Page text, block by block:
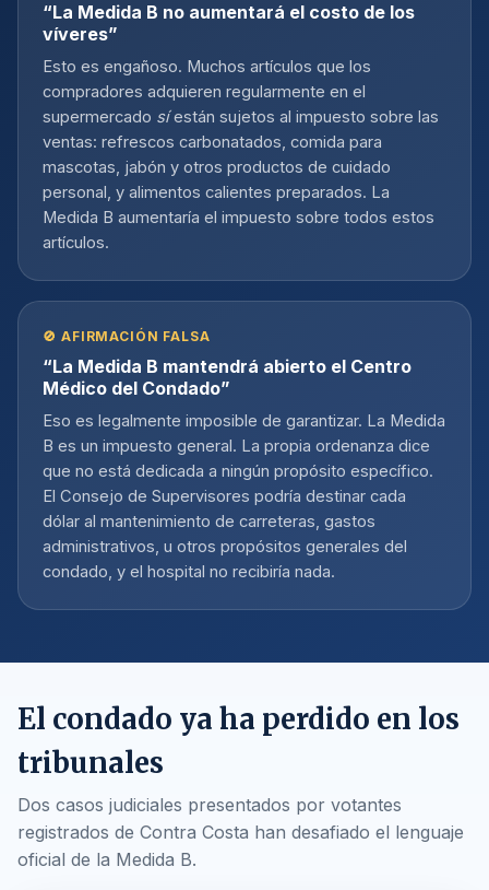
“La Medida B no aumentará el costo de los
víveres”
Esto es engañoso. Muchos artículos que los
compradores adquieren regularmente en el
supermercado síestán sujetos al impuesto sobre las
ventas: refrescos carbonatados, comida para
mascotas, jabón y otros productos de cuidado
personal, y alimentos calientes preparados. La
Medida B aumentaría el impuesto sobre todos estos
artículos.
🚫 AFIRMACIÓN FALSA
“La Medida B mantendrá abierto el Centro
Médico del Condado”
Eso es legalmente imposible de garantizar. La Medida
B es un impuesto general. La propia ordenanza dice
que no está dedicada a ningún propósito específico.
El Consejo de Supervisores podría destinar cada
dólar al mantenimiento de carreteras, gastos
administrativos, u otros propósitos generales del
condado, y el hospital no recibiría nada.
El condado ya ha perdido en los
tribunales
Dos casos judiciales presentados por votantes
registrados de Contra Costa han desafiado el lenguaje
oficial de la Medida B.